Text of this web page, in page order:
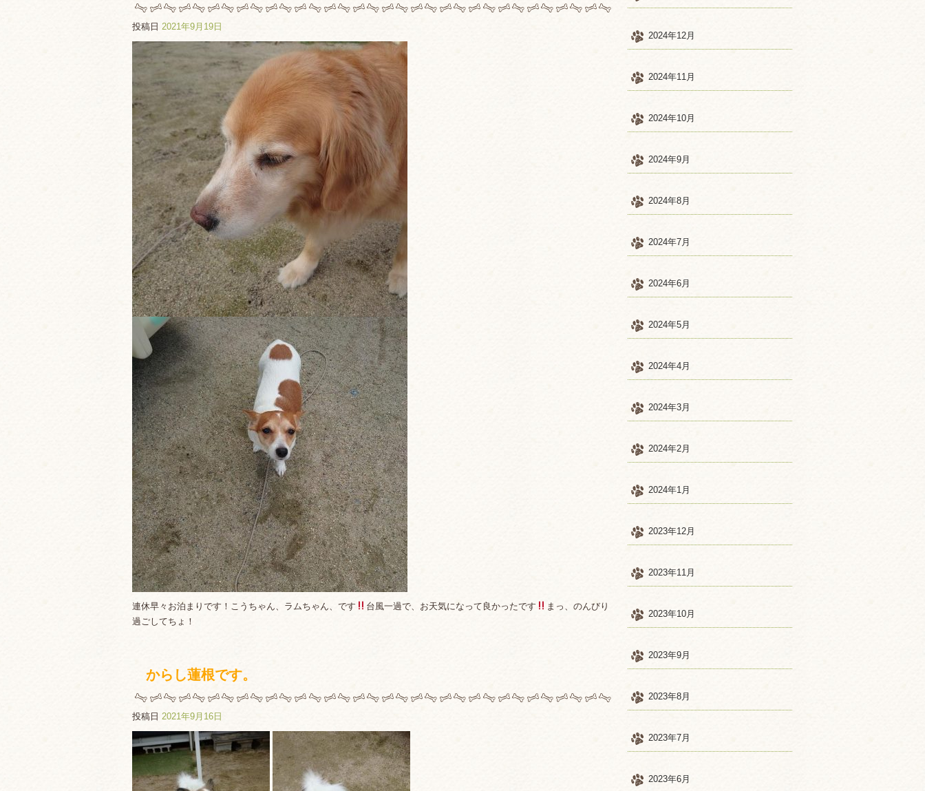
投稿日 2021年9月19日
連休早々お泊まりです！こうちゃん、ラムちゃん、です 台風一過で、お天気になって良かったです
まっ、のんびり
過ごしてちょ！
からし蓮根です。
投稿日 2021年9月16日
2024年12月
2024年11月
2024年10月
2024年9月
2024年8月
2024年7月
2024年6月
2024年5月
2024年4月
2024年3月
2024年2月
2024年1月
2023年12月
2023年11月
2023年10月
2023年9月
2023年8月
2023年7月
2023年6月